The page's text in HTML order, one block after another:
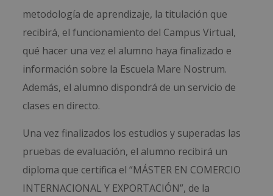
metodología de aprendizaje, la titulación que
recibirá, el funcionamiento del Campus Virtual,
qué hacer una vez el alumno haya finalizado e
información sobre la Escuela Mare Nostrum.
Además, el alumno dispondrá de un servicio de
clases en directo.
Una vez finalizados los estudios y superadas las
pruebas de evaluación, el alumno recibirá un
diploma que certifica el “MÁSTER EN COMERCIO
INTERNACIONAL Y EXPORTACIÓN”, de la